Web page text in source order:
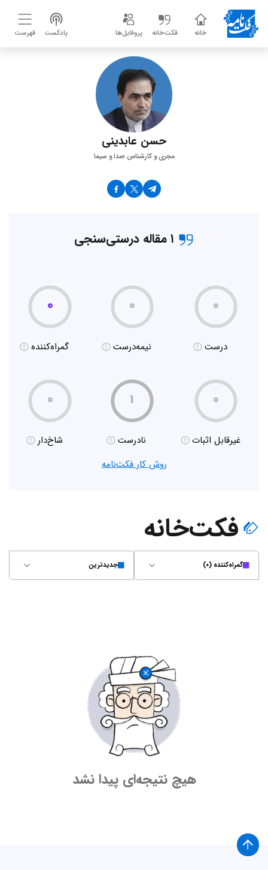
خانه فکت‌خانه پروفایل‌ها پادکست فهرست
حسن عابدینی
مجری و کارشناس صدا و سیما
۱ مقاله درستی‌سنجی
۰
درست
۰
نیمه‌درست
۰
گمراه‌کننده
۰
غیر‌قابل اثبات
۱
نادرست
۰
شاخ‌دار
روش کار فکت‌نامه
فکت‌خانه
گمراه‌کننده (۰) جدیدترین
هیچ نتیجه‌ای پیدا نشد